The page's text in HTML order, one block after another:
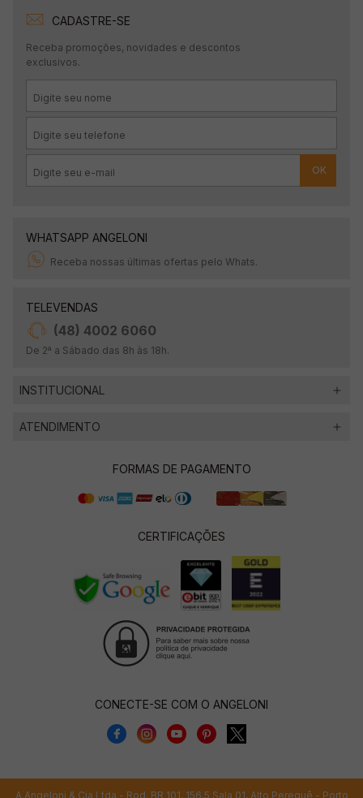
CADASTRE-SE
Receba promoções, novidades e descontos
exclusivos.
OK
WHATSAPP ANGELONI
Receba nossas últimas ofertas pelo Whats.
TELEVENDAS
(48) 4002 6060
De 2ª a Sábado das 8h às 18h.
INSTITUCIONAL
ATENDIMENTO
FORMAS DE PAGAMENTO
CERTIFICAÇÕES
CONECTE-SE COM O ANGELONI
A.Angeloni & Cia Ltda - Rod. BR 101, 156,5 Sala 01, Alto Perequê - Porto